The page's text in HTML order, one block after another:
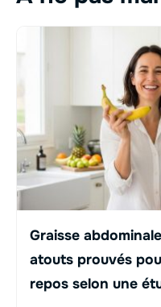
Graisse
atouts prouvés
repos selon une